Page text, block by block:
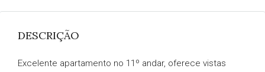
DESCRIÇÃO
Excelente apartamento no 11º andar, oferece vistas